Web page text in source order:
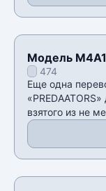
Модель M4A1
474
Еще одна
взятого из не